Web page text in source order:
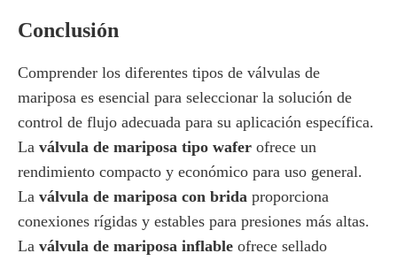
Conclusión
Comprender los diferentes tipos de válvulas de
mariposa es esencial para seleccionar la solución de
control de flujo adecuada para su aplicación específica.
La válvula de mariposa tipo wafer ofrece un
rendimiento compacto y económico para uso general.
La válvula de mariposa con brida proporciona
conexiones rígidas y estables para presiones más altas.
La válvula de mariposa inflable ofrece sellado